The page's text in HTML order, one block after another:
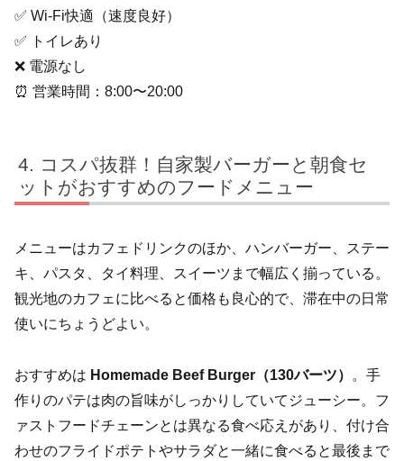
✅ Wi-Fi快適（速度良好）
✅ トイレあり
❌ 電源なし
⏰ 営業時間：8:00〜20:00
コスパ抜群！自家製バーガーと朝食セ
ットがおすすめのフードメニュー
メニューはカフェドリンクのほか、ハンバーガー、ステー
キ、パスタ、タイ料理、スイーツまで幅広く揃っている。
観光地のカフェに比べると価格も良心的で、滞在中の日常
使いにちょうどよい。
おすすめは Homemade Beef Burger（130バーツ）
。手
作りのパテは肉の旨味がしっかりしていてジューシー。フ
ァストフードチェーンとは異なる食べ応えがあり、付け合
わせのフライドポテトやサラダと一緒に食べると最後まで